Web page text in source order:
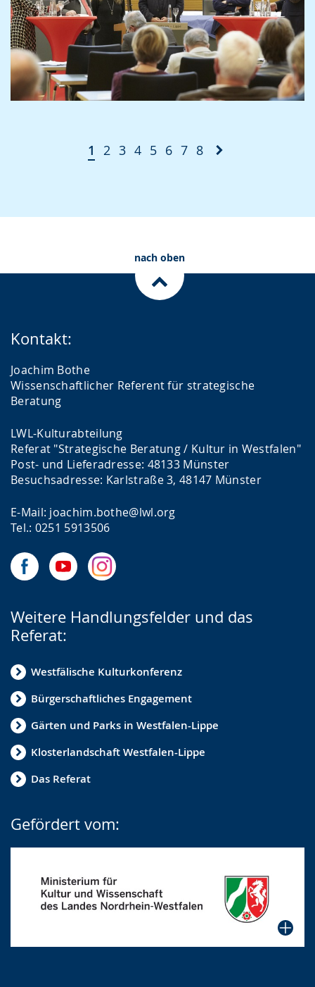
1 2 3 4 5 6 7 8
nach oben
Kontakt:
Joachim Bothe
Wissenschaftlicher Referent für strategische
Beratung
LWL-Kulturabteilung
Referat "Strategische Beratung / Kultur in Westfalen"
Post- und Lieferadresse: 48133 Münster
Besuchsadresse: Karlstraße 3, 48147 Münster
E-Mail: joachim.bothe@lwl.org
Tel.: 0251 5913506
Weitere Handlungsfelder und das
Referat:
Westfälische Kulturkonferenz
Bürgerschaftliches Engagement
Gärten und Parks in Westfalen-Lippe
Klosterlandschaft Westfalen-Lippe
Das Referat
Gefördert vom: